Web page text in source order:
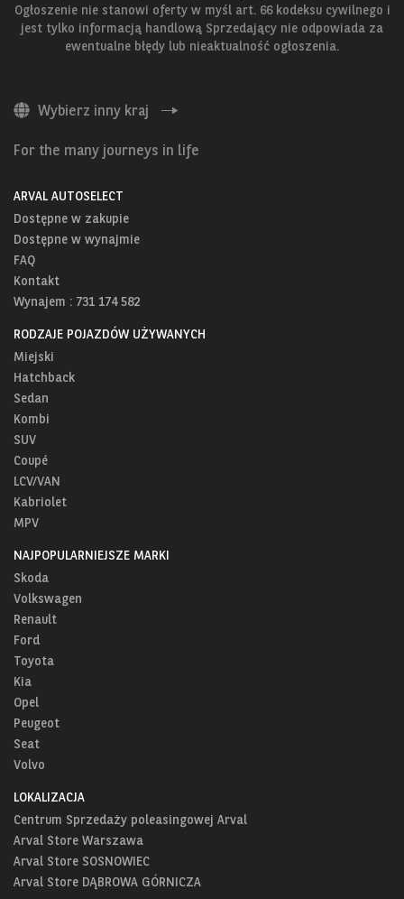
Ogłoszenie nie stanowi oferty w myśl art. 66 kodeksu cywilnego i
jest tylko informacją handlową Sprzedający nie odpowiada za
ewentualne błędy lub nieaktualność ogłoszenia.
Wybierz inny kraj
For the many journeys in life
ARVAL AUTOSELECT
Dostępne w zakupie
Dostępne w wynajmie
FAQ
Kontakt
Wynajem : 731 174 582
RODZAJE POJAZDÓW UŻYWANYCH
Miejski
Hatchback
Sedan
Kombi
SUV
Coupé
LCV/VAN
Kabriolet
MPV
NAJPOPULARNIEJSZE MARKI
Skoda
Volkswagen
Renault
Ford
Toyota
Kia
Opel
Peugeot
Seat
Volvo
LOKALIZACJA
Centrum Sprzedaży poleasingowej Arval
Arval Store Warszawa
Arval Store SOSNOWIEC
Arval Store DĄBROWA GÓRNICZA